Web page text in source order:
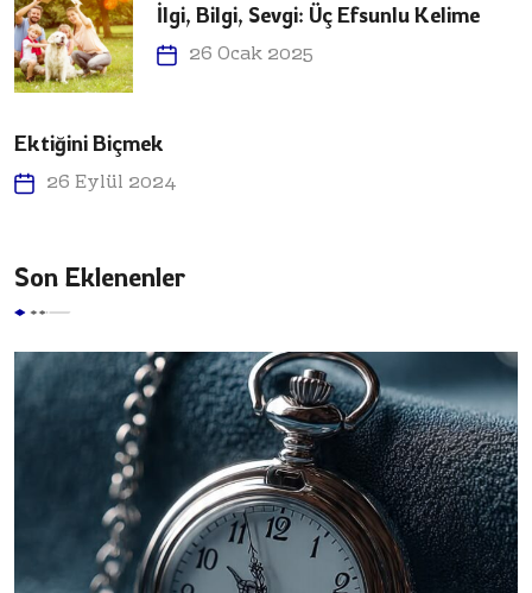
İlgi, Bilgi, Sevgi: Üç Efsunlu Kelime
26 Ocak 2025
Ektiğini Biçmek
26 Eylül 2024
Son Eklenenler